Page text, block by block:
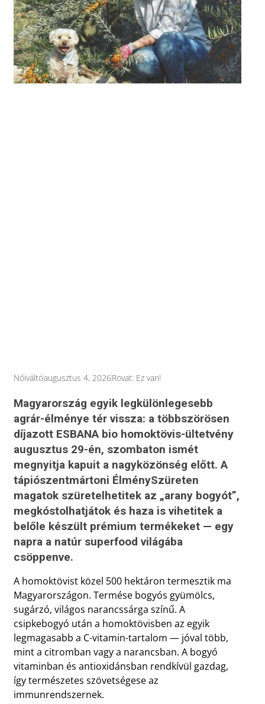
Nőiváltóaugusztus 4, 2026Rovat: Ez van!
Magyarország egyik legkülönlegesebb
agrár-élménye tér vissza: a többszörösen
díjazott ESBANA bio homoktövis-ültetvény
augusztus 29-én, szombaton ismét
megnyitja kapuit a nagyközönség előtt. A
tápiószentmártoni ÉlménySzüreten
magatok szüretelhetitek az „arany bogyót”,
megkóstolhatjátok és haza is vihetitek a
belőle készült prémium termékeket — egy
napra a natúr superfood világába
csöppenve.
A homoktövist közel 500 hektáron termesztik ma
Magyarországon. Termése bogyós gyümölcs,
sugárzó, világos narancssárga színű. A
csipkebogyó után a homoktövisben az egyik
legmagasabb a C-vitamin-tartalom — jóval több,
mint a citromban vagy a narancsban. A bogyó
vitaminban és antioxidánsban rendkívül gazdag,
így természetes szövetségese az
immunrendszernek.